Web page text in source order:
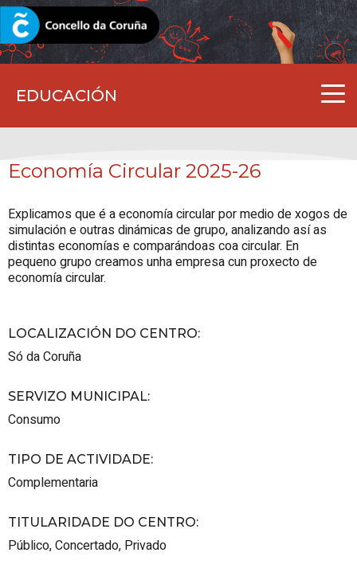
EDUCACIÓN
CORUNA.GAL
Economía Circular 2025-26
Explicamos que é a economía circular por medio de xogos de
simulación e outras dinámicas de grupo, analizando así as
distintas economías e comparándoas coa circular. En
pequeno grupo creamos unha empresa cun proxecto de
economía circular.
LOCALIZACIÓN DO CENTRO:
Só da Coruña
SERVIZO MUNICIPAL:
Consumo
TIPO DE ACTIVIDADE:
Complementaria
TITULARIDADE DO CENTRO:
Público,Concertado, Privado